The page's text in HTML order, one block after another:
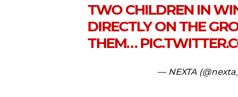
TWO CHILDREN IN
DIRECTLY ON THE
THEM…
— NEXTA